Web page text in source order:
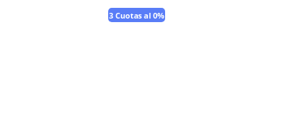
3 Cuotas al 0%